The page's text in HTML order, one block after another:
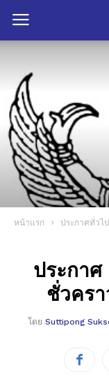
หน้าแรก ประกาศทั่วไป
ประกาศ
ชั่วคร
โดย Suttipong